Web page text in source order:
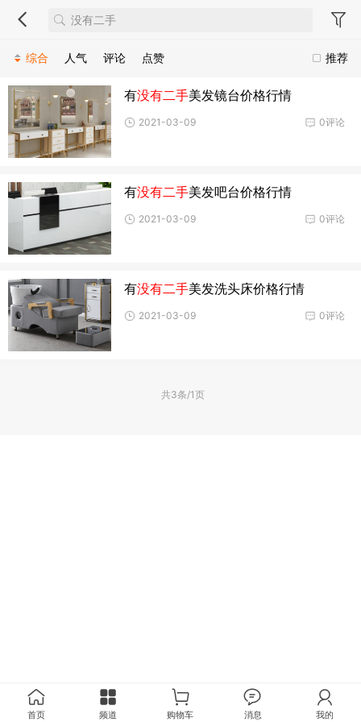
推荐
综合 人气 评论 点赞
有没有二手美发镜台价格行情
0评论
2021-03-09
有没有二手美发吧台价格行情
0评论
2021-03-09
有没有二手美发洗头床价格行情
0评论
2021-03-09
共3条/1页
首页 频道 购物车 消息 我的